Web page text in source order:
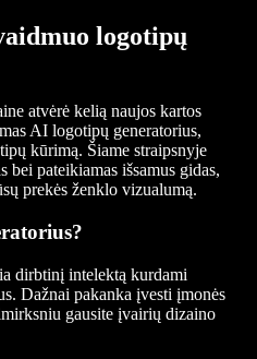
logotipų
atvėrė kelią naujos kartos
AI logotipų generatorius,
kūrimą. Šiame straipsnyje
pateikiamas išsamus gidas,
prekės ženklo vizualumą.
dirbtinį intelektą kurdami
Dažnai pakanka įvesti įmonės
gausite įvairių dizaino